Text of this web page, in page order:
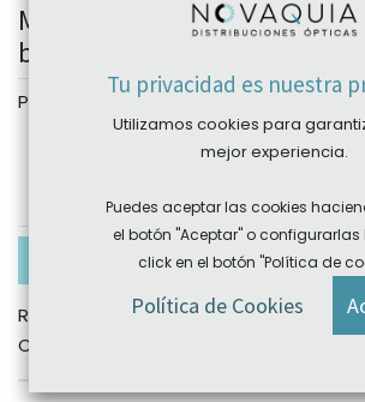
Montura acetato BE4199 53-20
bemboo eyewear
Personalizar
En existencias
REF: GGBE4199C2
Categories:
Tu privacidad es nuestra
Utilizamos cookies para
mejor experiencia.
Puedes aceptar las cookies
el botón "Aceptar" o
click en el botón "Política de
Política de Cookies